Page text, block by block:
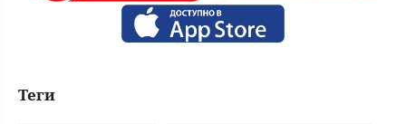
Теги